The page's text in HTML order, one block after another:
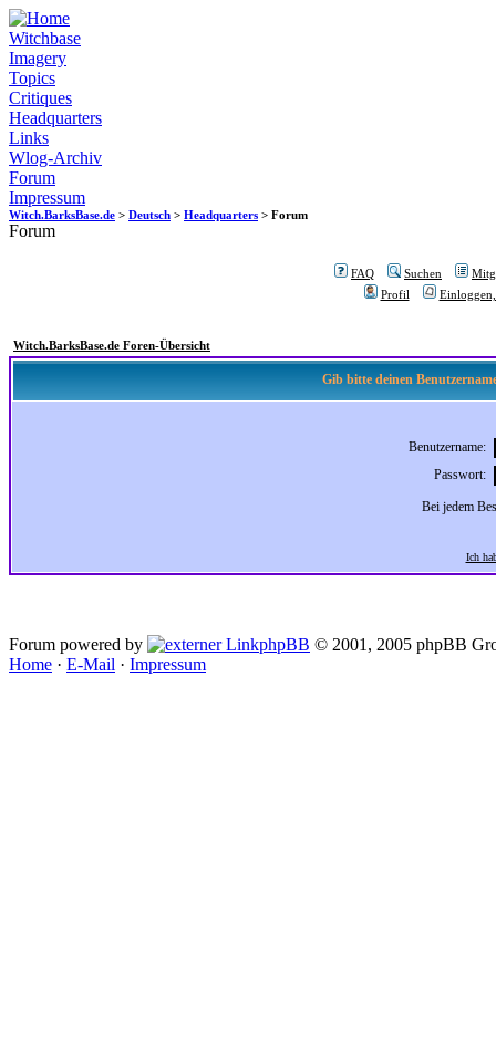
Witchbase
Imagery
Topics
Critiques
Headquarters
Links
Wlog-Archiv
Forum
Impressum
Witch.BarksBase.de > Deutsch > Headquarters > Forum
Forum
FAQ Suchen
Profil
Witch.BarksBase.de Foren-Übersicht
Gib bitte deinen
Benutzername:
Passwort:
Bei jedem
Ich
Forum powered by phpBB © 2001, 2005 phpBB
Home · E-Mail · Impressum